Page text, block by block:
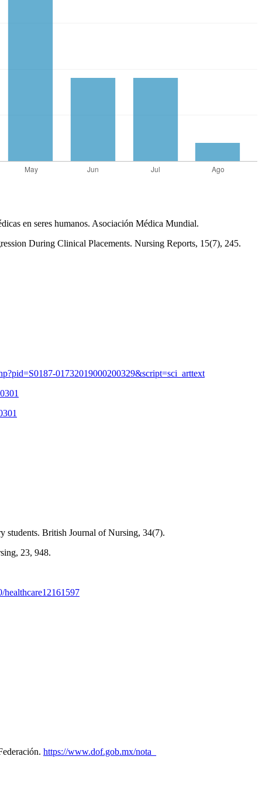
en seres humanos. Asociación Médica Mundial.
During Clinical Placements. Nursing Reports, 15(7), 245.
01732019000200329&script=sci_arttext
students. British Journal of Nursing, 34(7).
23, 948.
healthcare12161597
https://www.dof.gob.mx/nota_